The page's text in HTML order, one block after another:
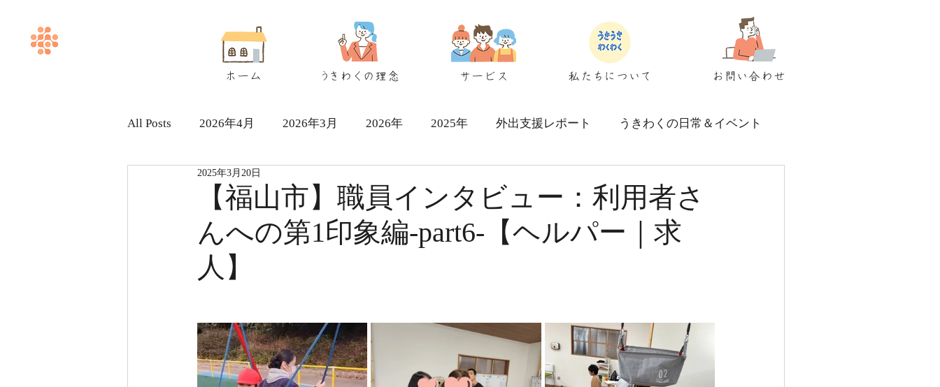
ホーム うきわくの理念 サービス 私たちについて お問い合わせ
All Posts 2026年4月 2026年3月 2026年 2025年 外出支援レポート うきわくの日常＆イベント
ヘルパー求人採用情報
【福山市】職員インタビュー：利用者さ
んへの第1印象編-part6-【ヘルパー｜求
人】
2025年3月20日